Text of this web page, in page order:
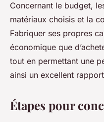
Concernant le budget,
matériaux choisis et la
Fabriquer ses propres
économique que
tout en permettant une
ainsi un excellent
Étapes pour